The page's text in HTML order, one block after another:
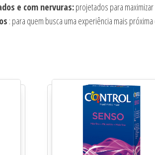
e com nervuras:projetados para
: para quem busca uma experiência mais